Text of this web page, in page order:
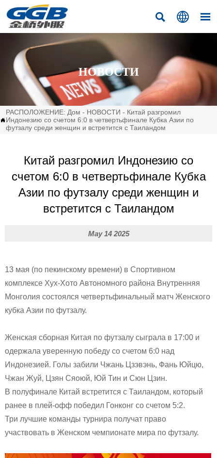
  
НОВОСТИ

РАСПОЛОЖЕНИЕ: Дом - НОВОСТИ - Китай разгромил
Индонезию со счетом 6:0 в четвертьфинале Кубка Азии по
футзалу среди женщин и встретится с Таиландом
Китай разгромил Индонезию со
счетом 6:0 в четвертьфинале Кубка
Азии по футзалу среди женщин и
встретится с Таиландом
May 14 2025
13 мая (по пекинскому времени) в Спортивном
комплексе Хух-Хото Автономного района Внутренняя
Монголия состоялся четвертьфинальный матч Женского
кубка Азии по футзалу.
Женская сборная Китая по футзалу сыграла в 17:00 и
одержала уверенную победу со счетом 6:0 над
Индонезией. Голы забили Чжань Цзэвэнь, Фань Юйцю,
Чжан Жуй, Цзян Сяоюй, Юй Тин и Сюн Цзин.
В полуфинале Китай встретится с Таиландом, который
ранее в плей-офф победил Гонконг со счетом 5:2.
Три лучшие команды турнира получат право
участвовать в Женском чемпионате мира по футзалу.